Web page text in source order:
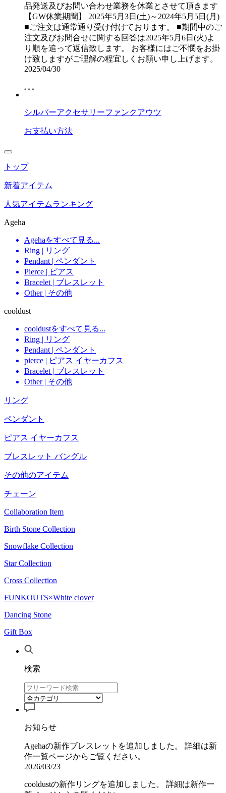
品発送及びお問い合わせ業務を休業とさせて頂きます
【GW休業期間】 2025年5月3日(土)～2024年5月5日(月)
■ご注文は通常通り受け付けております。 ■期間中のご
注文及びお問合せに関する回答は2025年5月6日(火)よ
り順を追って返信致します。 お客様にはご不憫をお掛
け致しますがご理解の程宜しくお願い申し上げます。
2025/04/30
シルバーアクセサリーファンクアウツ
お支払い方法
トップ
新着アイテム
人気アイテムランキング
Ageha
Agehaをすべて見る...
Ring | リング
Pendant | ペンダント
Pierce | ピアス
Bracelet | ブレスレット
Other | その他
cooldust
cooldustをすべて見る...
Ring | リング
Pendant | ペンダント
pierce | ピアス イヤーカフス
Bracelet | ブレスレット
Other | その他
リング
ペンダント
ピアス イヤーカフス
ブレスレット バングル
その他のアイテム
チェーン
Collaboration Item
Birth Stone Collection
Snowflake Collection
Star Collection
Cross Collection
FUNKOUTS×White clover
Dancing Stone
Gift Box
検索
お知らせ
Agehaの新作ブレスレットを追加しました。 詳細は新
作一覧ページからご覧ください。
2026/03/23
cooldustの新作リングを追加しました。 詳細は新作一